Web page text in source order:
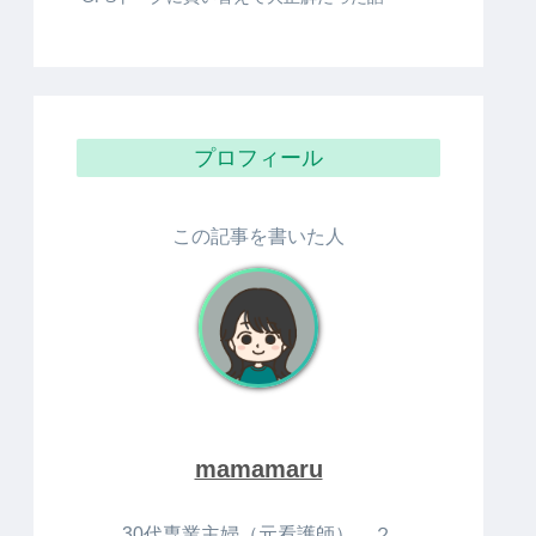
プロフィール
この記事を書いた人
mamamaru